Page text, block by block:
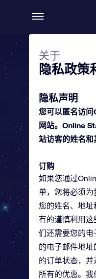
关于
隐私政策
隐私声明
您可以匿名访
网站。Online
站访客的姓名和
订购
如果您通过
单，您将必须为
您的姓名、地址
有的谨慎利用
们还需要您的
的电子邮件地
的订单状态，
所有的优惠。